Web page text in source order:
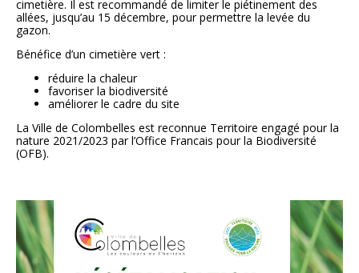
cimetière. Il est recommandé de limiter le piétinement des
allées, jusqu’au 15 décembre, pour permettre la levée du
gazon.
Bénéfice d’un cimetière vert :
réduire la chaleur
favoriser la biodiversité
améliorer le cadre du site
La Ville de Colombelles est reconnue Territoire engagé pour la
nature 2021/2023 par l’Office Francais pour la Biodiversité
(OFB).